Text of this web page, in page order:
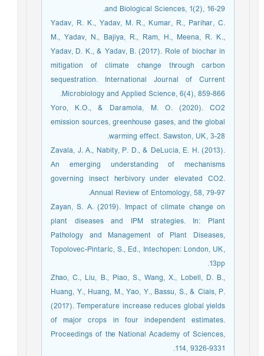
and Biological Sciences, 1(2), 16-29.
Yadav, R. K., Yadav, M. R., Kumar, R., Parihar, C.
M., Yadav, N., Bajiya, R., Ram, H., Meena, R. K.,
Yadav, D. K., & Yadav, B. (2017). Role of biochar in
mitigation of climate change through carbon
sequestration. International Journal of Current
Microbiology and Applied Science, 6(4), 859-866.
Yoro, K.O., & Daramola, M. O. (2020). CO2
emission sources, greenhouse gases, and the global
warming effect. Sawston, UK, 3-28.
Zavala, J. A., Nabity, P. D., & DeLucia, E. H. (2013).
An emerging understanding of mechanisms
governing insect herbivory under elevated CO2.
Annual Review of Entomology, 58, 79-97.
Zayan, S. A. (2019). Impact of climate change on
plant diseases and IPM strategies. In: Plant
Pathology and Management of Plant Diseases,
Topolovec-Pintaríc, S., Ed., Intechopen: London, UK,
13pp.
Zhao, C., Liu, B., Piao, S., Wang, X., Lobell, D. B.,
Huang, Y., Huang, M., Yao, Y., Bassu, S., & Ciais, P.
(2017). Temperature increase reduces global yields
of major crops in four independent estimates.
Proceedings of the National Academy of Sciences,
114, 9326-9331.